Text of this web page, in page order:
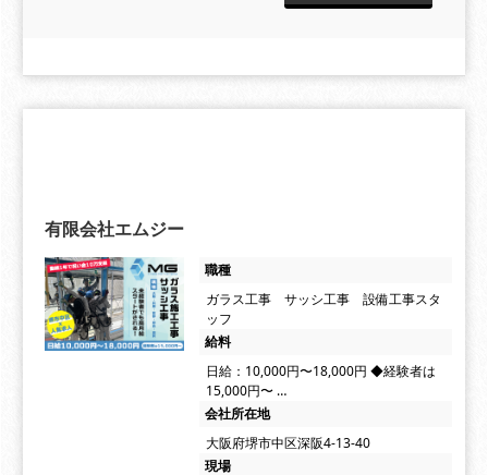
有限会社エムジー
職種
ガラス工事 サッシ工事 設備工事スタ
ッフ
給料
日給：10,000円〜18,000円 ◆経験者は
15,000円〜 …
会社所在地
大阪府堺市中区深阪4-13-40
現場